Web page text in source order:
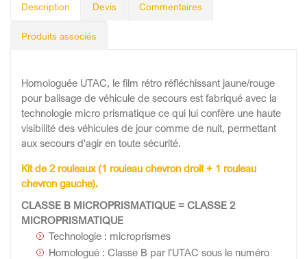
Description Devis Commentaires
Produits associés
Homologuée UTAC, le film rétro réfléchissant jaune/rouge
pour balisage de véhicule de secours est fabriqué avec la
technologie micro prismatique ce qui lui confère une haute
visibilité des véhicules de jour comme de nuit, permettant
aux secours d'agir en toute sécurité.
Kit de 2 rouleaux (1 rouleau chevron droit + 1 rouleau
chevron gauche).
CLASSE B MICROPRISMATIQUE = CLASSE 2
MICROPRISMATIQUE
Technologie : microprismes
Homologué : Classe B par l'UTAC sous le numéro